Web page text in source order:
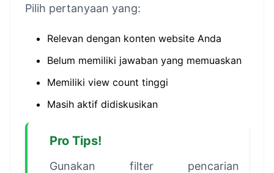
Pilih pertanyaan yang:
Relevan dengan konten website Anda
Belum memiliki jawaban yang memuaskan
Memiliki view count tinggi
Masih aktif didiskusikan
Pro Tips!
Gunakan filter pencarian